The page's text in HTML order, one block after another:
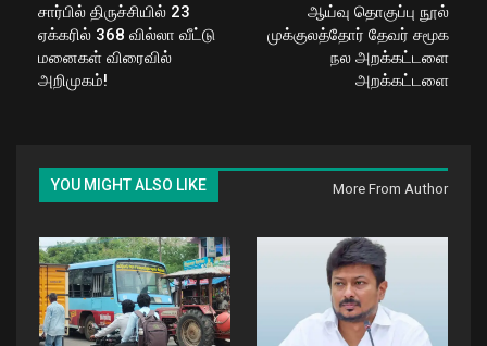
சார்பில் திருச்சியில் 23
ஏக்கரில் 368 வில்லா வீட்டு
மனைகள் விரைவில்
அறிமுகம்!
ஆய்வு தொகுப்பு நூல்
முக்குலத்தோர் தேவர் சமூக
நல அறக்கட்டளை
அறக்கட்டளை
YOU MIGHT ALSO LIKE More From Author